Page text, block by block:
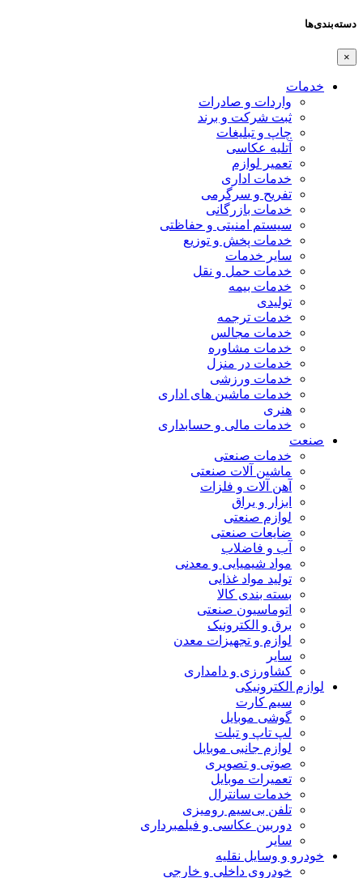
دسته‌بندی‌ها
×
خدمات
واردات و صادرات
ثبت شرکت و برند
چاپ و تبلیغات
آتلیه عکاسی
تعمیر لوازم
خدمات اداری
تفریح و سرگرمی
خدمات بازرگانی
سیستم امنیتی و حفاظتی
خدمات پخش و توزیع
سایر خدمات
خدمات حمل و نقل
خدمات بیمه
تولیدی
خدمات ترجمه
خدمات مجالس
خدمات مشاوره
خدمات در منزل
خدمات ورزشی
خدمات ماشین های اداری
هنری
خدمات مالی و حسابداری
صنعت
خدمات صنعتی
ماشین آلات صنعتی
آهن آلات و فلزات
ابزار و یراق
لوازم صنعتی
ضایعات صنعتی
آب و فاضلاب
مواد شیمیایی و معدنی
تولید مواد غذایی
بسته بندی کالا
اتوماسیون صنعتی
برق و الکترونیک
لوازم و تجهیزات معدن
سایر
کشاورزی و دامداری
لوازم الکترونیکی
سیم کارت
گوشی موبایل
لپ تاپ و تبلت
لوازم جانبی موبایل
صوتی و تصویری
تعمیرات موبایل
خدمات سانترال
تلفن بی‌سیم رومیزی
دوربین عکاسی و فیلمبرداری
سایر
خودرو و وسایل نقلیه
خودروی داخلی و خارجی